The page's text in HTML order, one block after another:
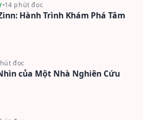
14 phút đọc
Hành Trình Khám Phá Tâm
đọc
của Một Nhà Nghiên Cứu